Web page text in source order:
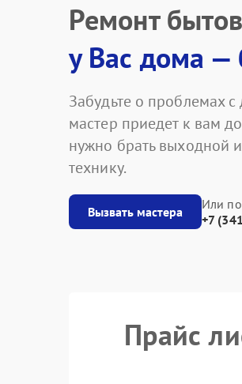
Ремонт
у Вас дома —
Забудьте о проблемах
мастер приедет к вам
нужно брать выходной
технику.
Вызвать мастера
Или
+7
Прайс